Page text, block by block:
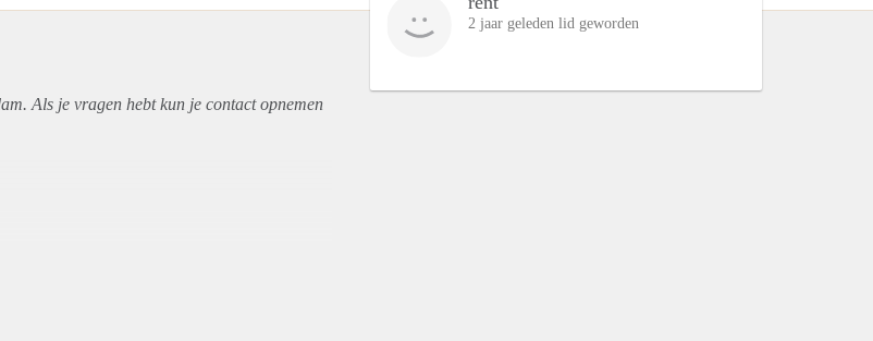
2 jaar geleden lid geworden
Als je vragen hebt kun je contact opnemen